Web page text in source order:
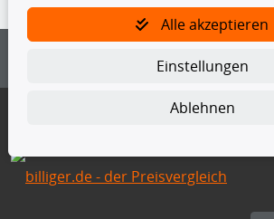
Es ist zu unterlassen, die Daten oder die gesamte
vorherige Zustimmung von TecDoc zu
Zuwiderhandeln stellt eine Urheberrechtsverletzung
Bitte prüfen Sie, ob das über unseren Onlineshop
auch tatsächlich dem gesuchten Ersatzteil entspricht.
sicherzustellen, dass das gewählte Ersatzteil auch in
Kraftfahrzeug passt.
Für Fragen stehen wir Ihnen gerne zur Verfügung.
Alle akzeptieren
Einstellungen
Ablehnen